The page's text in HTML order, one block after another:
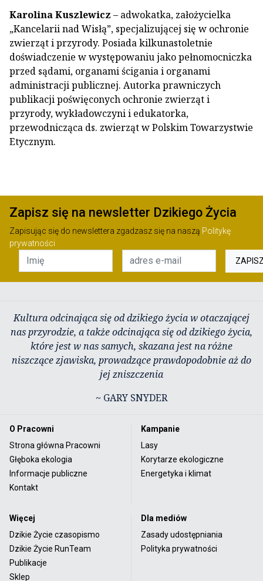
Karolina Kuszlewicz – adwokatka, założycielka
„Kancelarii nad Wisłą”, specjalizującej się w ochronie
zwierząt i przyrody. Posiada kilkunastoletnie
doświadczenie w występowaniu jako pełnomocniczka
przed sądami, organami ścigania i organami
administracji publicznej. Autorka prawniczych
publikacji poświęconych ochronie zwierząt i
przyrody, wykładowczyni i edukatorka,
przewodnicząca ds. zwierząt w Polskim Towarzystwie
Etycznym.
Zapisz się na newsletter Dzikiego Życia
Zapisując się do newslettera zgadzasz się na naszą Politykę
prywatności
Kultura odcinająca się od dzikiego życia w otaczającej
nas przyrodzie, a także odcinająca się od dzikiego życia,
które jest w nas samych, skazana jest na różne
niszczące zjawiska, prowadzące prawdopodobnie aż do
jej zniszczenia
~ GARY SNYDER
O Pracowni
Strona główna Pracowni
Głęboka ekologia
Informacje publiczne
Kontakt
Kampanie
Lasy
Korytarze ekologiczne
Energetyka i klimat
Więcej
Dzikie Życie czasopismo
Dzikie Życie RunTeam
Publikacje
Sklep
Dla mediów
Zasady udostępniania
Polityka prywatności